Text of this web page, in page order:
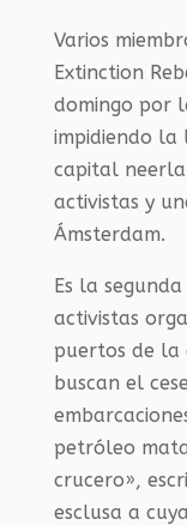
Varios
Extinction
domingo por
impidiendo la
capital
activistas y
Ámsterdam.
Es la
activistas
puertos de la
buscan el
petróleo
crucero»,
esclusa a